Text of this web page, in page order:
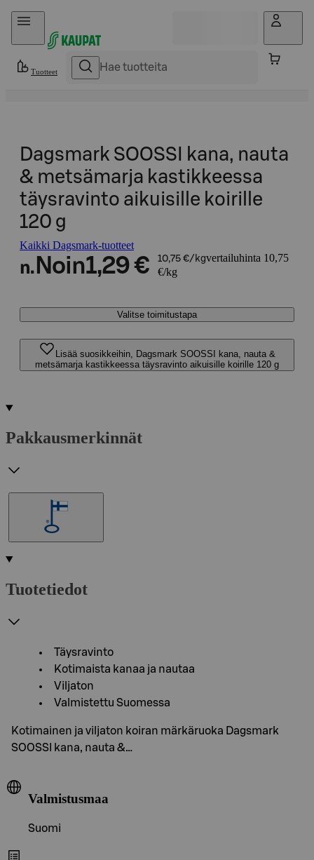
Hyppää sisältöön
Tuotteet
Dagsmark SOOSSI kana, nauta
& metsämarja kastikkeessa
täysravinto aikuisille koirille
120 g
Kaikki Dagsmark-tuotteet
n. Noin1,29 € 10,75 €/kgvertailuhinta 10,75
€/kg
Valitse toimitustapa
Lisää suosikkeihin, Dagsmark SOOSSI kana, nauta &
metsämarja kastikkeessa täysravinto aikuisille koirille 120 g
Pakkausmerkinnät
Tuotetiedot
Täysravinto
Kotimaista kanaa ja nautaa
Viljaton
Valmistettu Suomessa
Kotimainen ja viljaton koiran märkäruoka Dagsmark
SOOSSI kana, nauta &…
Valmistusmaa
Suomi